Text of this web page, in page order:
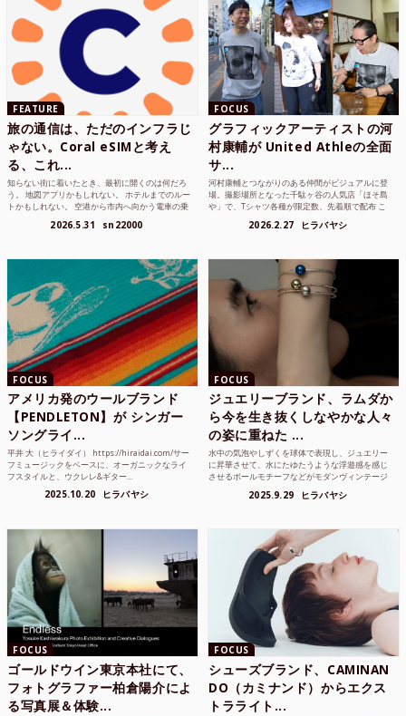
FEATURE
旅の通信は、ただのインフラじ
ゃない。Coral eSIMと考え
る、これ...
知らない街に着いたとき、最初に開くのは何だろ
う。 地図アプリかもしれない。 ホテルまでのルー
トかもしれない。 空港から市内へ向かう電車の乗
2026.5.31 sn22000
FOCUS
グラフィックアーティストの河
村康輔が United Athleの全面
サ...
河村康輔とつながりのある仲間がビジュアルに登
場。撮影場所となった千駄ヶ谷の人気店「ほそ島
や」で、Tシャツ各種が限定数、先着順で配布 こ
2026.2.27 ヒラバヤシ
FOCUS
アメリカ発のウールブランド
【PENDLETON】が シンガー
ソングライ...
平井 大（ヒライダイ） https://hiraidai.com/サー
フミュージックをベースに、オーガニックなライ
フスタイルと、ウクレレ&ギター...
2025.10.20 ヒラバヤシ
FOCUS
ジュエリーブランド、ラムダか
ら今を生き抜くしなやかな人々
の姿に重ねた ...
水中の気泡やしずくを球体で表現し、ジュエリー
に昇華させて、水にたゆたうような浮遊感を感じ
させるボールモチーフなどがモダンヴィンテージ
2025.9.29 ヒラバヤシ
FOCUS
ゴールドウイン東京本社にて、
フォトグラファー柏倉陽介によ
る写真展＆体験...
FOCUS
シューズブランド、CAMINAN
DO（カミナンド）からエクス
トラライト...